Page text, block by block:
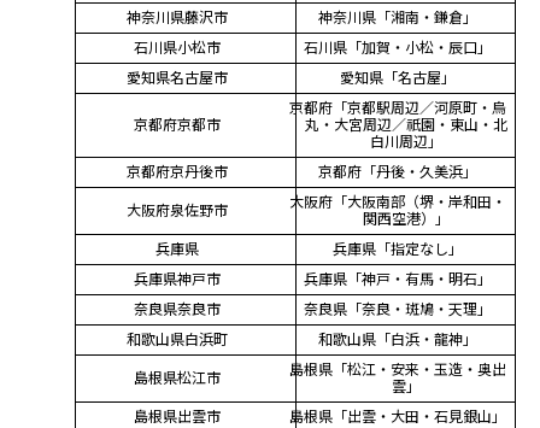
神奈川県藤沢市
神奈川県「湘南・鎌倉」
石川県小松市
石川県「加賀・小松・辰口」
愛知県名古屋市
愛知県「名古屋」
京都府京都市
京都府「京都駅周辺／河原町・烏
丸・大宮周辺／祇園・東山・北
白川周辺」
京都府京丹後市
京都府「丹後・久美浜」
大阪府泉佐野市
大阪府「大阪南部（堺・岸和田・
関西空港）」
兵庫県
兵庫県「指定なし」
兵庫県神戸市
兵庫県「神戸・有馬・明石」
奈良県奈良市
奈良県「奈良・斑鳩・天理」
和歌山県白浜町
和歌山県「白浜・龍神」
島根県松江市
島根県「松江・安来・玉造・奥出
雲」
島根県出雲市
島根県「出雲・大田・石見銀山」